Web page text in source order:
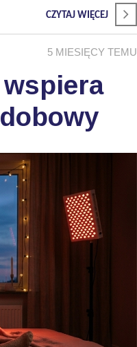
CZYTAJ WIĘCEJ
5 MIESIĘCY TEMU